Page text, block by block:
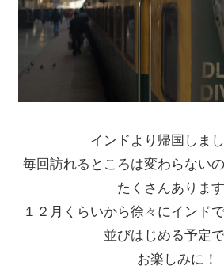
インドより帰国しまし
毎回訪れるところは変わらない
たくさんあります
１２月くらいから徐々にインド
並びはじめる予定で
お楽しみに！